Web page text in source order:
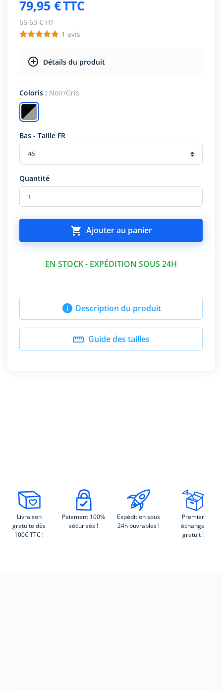
79,95 €TTC
66,63 € HT
1 avis
Détails du produit
Coloris : Noir/Gris
Bas - Taille FR
Quantité
 Ajouter au panier
EN STOCK - EXPÉDITION SOUS 24H
 Description du produit
 Guide des tailles
Livraison
gratuite dès
100€ TTC !
Paiement 100%
sécurisés !
Expédition sous
24h ouvrables !
Premier
échange
gratuit !